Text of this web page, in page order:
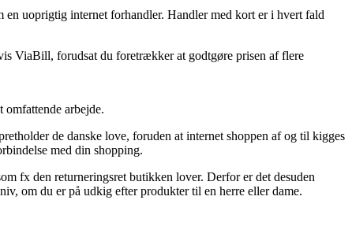
uoprigtig internet forhandler. Handler med kort er i hvert fald
ViaBill, forudsat du foretrækker at godtgøre prisen af flere
arbejde.
de danske love, foruden at internet shoppen af og til kigges
med din shopping.
fx den returneringsret butikken lover. Derfor er det desuden
om du er på udkig efter produkter til en herre eller dame.